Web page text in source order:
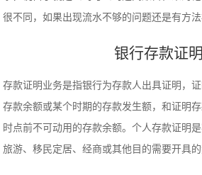
很不同，如果出现流水不够的问题还是有方法
银行存款证明
存款证明业务是指银行为存款人出具证明，
存款余额或某个时期的存款发生额，和证明
时点前不可动用的存款余额。个人存款证明
旅游、移民定居、经商或其他目的需要开具的